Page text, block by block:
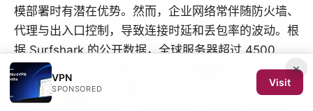
模部署时有潜在优势。然而，企业网络常伴随防火墙、
代理与出入口控制，导致连接时延和丢包率的波动。根
据 Surfshark 的公开数据，全球服务器超过 4500
台，分布在 100 个国家/地区，这种覆盖度在大陆工作
场景下为合规与隐私保留了弹性，但实际表现仍会因企
×
VPN
SPONSORED
Visit